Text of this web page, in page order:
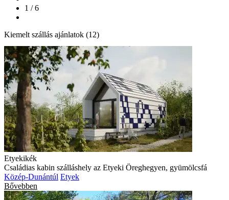
1 / 6
Kiemelt szállás ajánlatok (12)
Etyekikék
Családias kabin szálláshely az Etyeki Öreghegyen, gyümölcsfá
Közép-Dunántúl Etyek
Bővebben